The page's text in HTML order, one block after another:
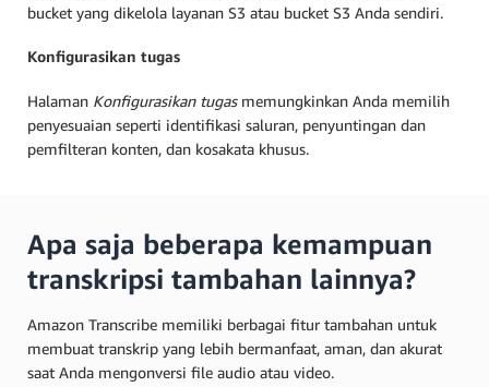
bucket yang dikelola layanan S3 atau bucket S3 Anda sendiri.
Konfigurasikan tugas
Halaman Konfigurasikan tugasmemungkinkan Anda memilih
penyesuaian seperti identifikasi saluran, penyuntingan dan
pemfilteran konten, dan kosakata khusus.
Apa saja beberapa kemampuan
transkripsi tambahan lainnya?
Amazon Transcribe memiliki berbagai fitur tambahan untuk
membuat transkrip yang lebih bermanfaat, aman, dan akurat
saat Anda mengonversi file audio atau video.